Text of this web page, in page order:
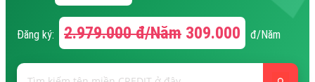
Đăng ký: 2.979.000 đ/Năm 309.000 đ/Năm